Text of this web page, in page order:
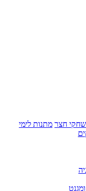
חצר מתנות לימי